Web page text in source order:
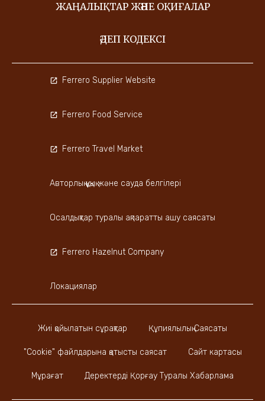
ЖАҢАЛЫҚТАР ЖӘНЕ ОҚИҒАЛАР
ӘДЕП КОДЕКСІ
Жиі қойылатын сұрақтар Құпиялылық Саясаты
"Cookie" файлдарына қатысты саясат Сайт картасы
Мұрағат Деректерді Қорғау Туралы Хабарлама
Ferrero Supplier Website
Ferrero Food Service
Ferrero Travel Market
Авторлық құқық және сауда белгілері
Осалдықтар туралы ақпаратты ашу саясаты
Ferrero Hazelnut Company
Локациялар